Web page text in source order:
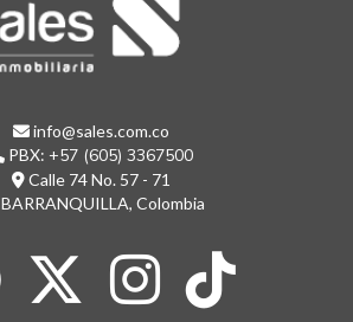
info@sales.com.co
PBX: +57 (605) 3367500
Calle 74 No. 57 - 71
BARRANQUILLA, Colombia